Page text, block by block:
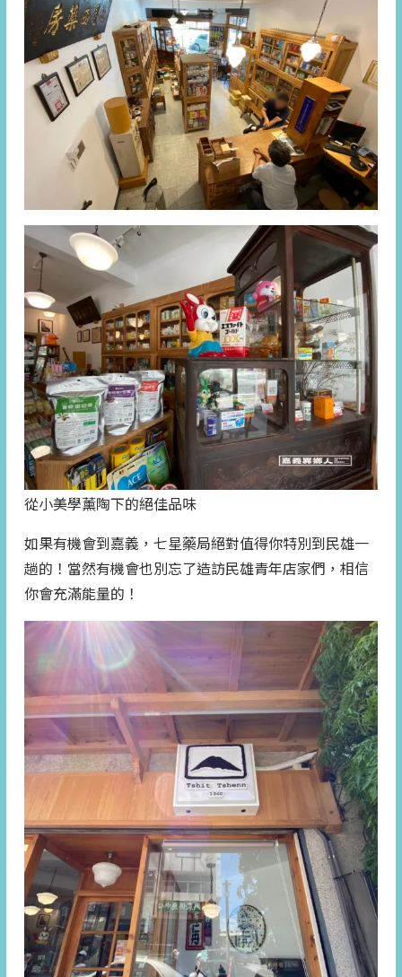
從小美學薰陶下的絕佳品味
如果有機會到嘉義，七星藥局絕對值得你特別到民雄一
趟的！當然有機會也別忘了造訪民雄青年店家們，相信
你會充滿能量的！